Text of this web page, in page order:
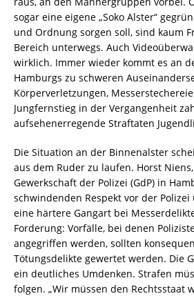
sogar eine eigene „Soko Alster“
und Ordnung sorgen soll, sind kaum
Bereich unterwegs. Auch
wirklich. Immer wieder kommt es an
Hamburgs zu schweren
Körperverletzungen,
Jungfernstieg in der Vergangenheit
aufsehenerregende Straftaten
Die Situation an der Binnenalster
aus dem Ruder zu laufen. Horst
Gewerkschaft der Polizei (GdP) in
schwindenden Respekt vor der
eine härtere Gangart bei
Forderung: Vorfälle, bei denen
angegriffen werden, sollten
Tötungsdelikte gewertet werden. Die
ein deutliches Umdenken. Strafen
folgen. „Wir müssen den Rechtsstaat